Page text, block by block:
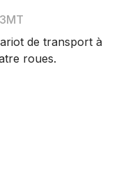
de transport à
roues.